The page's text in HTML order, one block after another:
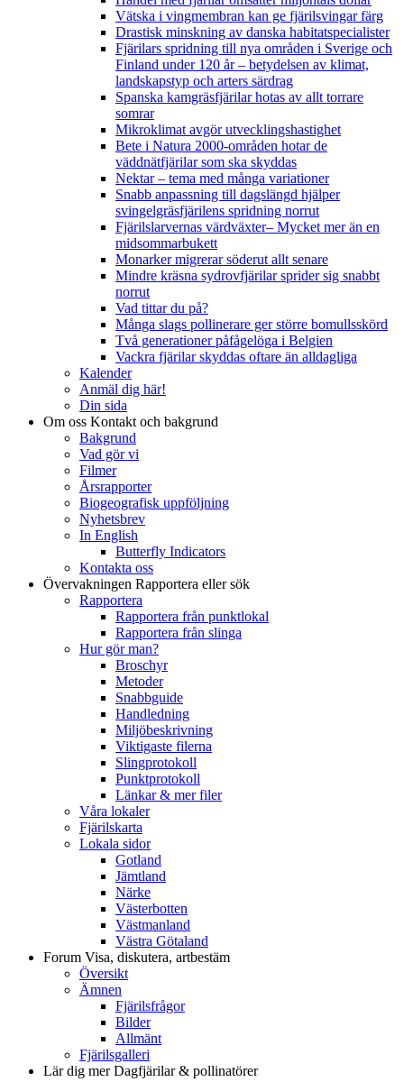
Vätska i vingmembran kan ge fjärilsvingar färg
Drastisk minskning av danska habitatspecialister
Fjärilars spridning till nya områden i Sverige och
Finland under 120 år– betydelsen av klimat,
landskapstyp och arters särdrag
Spanska kamgräsfjärilar hotas av allt torrare
somrar
Mikroklimat avgör utvecklingshastighet
Bete i Natura 2000-områden hotar de
väddnätfjärilar som ska skyddas
Nektar – tema med många variationer
Snabb anpassning till dagslängd hjälper
svingelgräsfjärilens spridning norrut
Fjärilslarvernas värdväxter– Mycket mer än en
midsommarbukett
Monarker migrerar söderut allt senare
Mindre kräsna sydrovfjärilar sprider sig snabbt
norrut
Vad tittar du på?
Många slags pollinerare ger större bomullsskörd
Två generationer påfågelöga i Belgien
Vackra fjärilar skyddas oftare än alldagliga
Kalender
Anmäl dig här!
Din sida
Om oss Kontakt och bakgrund
Bakgrund
Vad gör vi
Filmer
Årsrapporter
Biogeografisk uppföljning
Nyhetsbrev
In English
Butterfly Indicators
Kontakta oss
Övervakningen Rapportera eller sök
Rapportera
Rapportera från punktlokal
Rapportera från slinga
Hur gör man?
Broschyr
Metoder
Snabbguide
Handledning
Miljöbeskrivning
Viktigaste filerna
Slingprotokoll
Punktprotokoll
Länkar & mer filer
Våra lokaler
Fjärilskarta
Lokala sidor
Gotland
Jämtland
Närke
Västerbotten
Västmanland
Västra Götaland
Forum Visa, diskutera, artbestäm
Översikt
Ämnen
Fjärilsfrågor
Bilder
Allmänt
Fjärilsgalleri
Lär dig merDagfjärilar & pollinatörer